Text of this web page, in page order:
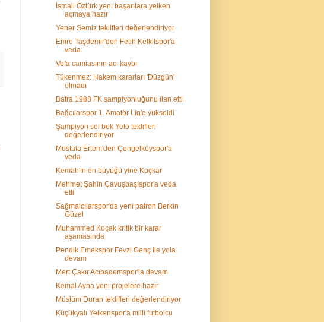
İsmail Öztürk yeni başarılara yelken
açmaya hazır
Yener Semiz teklifleri değerlendiriyor
Emre Taşdemir'den Fetih Kelkitspor'a
veda
Vefa camiasının acı kaybı
Tükenmez: Hakem kararları 'Düzgün'
olmadı
Bafra 1988 FK şampiyonluğunu ilan etti
Bağcılarspor 1. Amatör Lig'e yükseldi
Şampiyon sol bek Yeto teklifleri
değerlendiriyor
Mustafa Ertem'den Çengelköyspor'a
veda
Kemah'ın en büyüğü yine Koçkar
Mehmet Şahin Çavuşbaşıspor'a veda
etti
Sağmalcılarspor'da yeni patron Berkin
Güzel
Muhammed Koçak kritik bir karar
aşamasında
Pendik Emekspor Fevzi Genç ile yola
devam
Mert Çakır Acıbademspor'la devam
Kemal Ayna yeni projelere hazır
Müslüm Duran teklifleri değerlendiriyor
Küçükyalı Yelkenspor'a milli futbolcu